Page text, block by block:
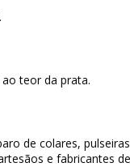
teor da prata.
de colares,
e fabricantes